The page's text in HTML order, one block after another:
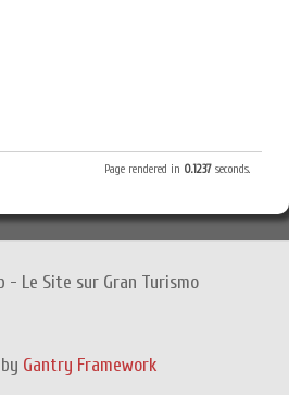
Page rendered in 0.1237 seconds.
- Le Site sur Gran Turismo
Gantry Framework